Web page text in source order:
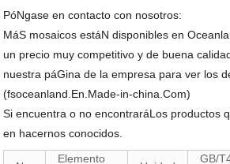
PóNgase en contacto con nosotros:
MáS mosaicos estáN disponibles en
un precio muy competitivo y de buena
nuestra páGina de la empresa para ver los
(fsoceanland.En.Made-in-china.Com)
Si encuentra o no encontraráLos productos
en hacernos conocidos.
Elemento GB/